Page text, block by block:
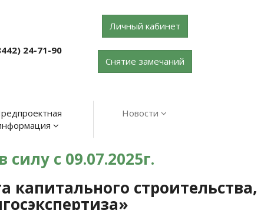
24-71-90
Личный кабинет
Снятие замечаний
Новости
с 09.07.2025г.
строительства,